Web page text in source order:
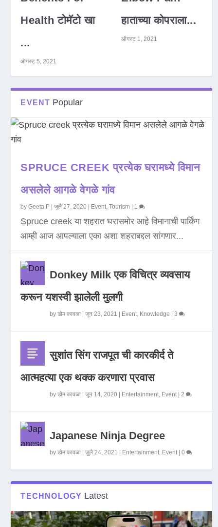
Health टोमॅटो खा
...
ऑगस्ट 5, 2021
हाताच्या कोपराला...
ऑगस्ट 1, 2021
EVENT Popular
SPRUCE CREEK प्रत्येक घरामध्ये विमान
असलेले आगळे वेगळे गांव
byGeeta P |जुलै 27, 2020 Event,Tourism 1
Spruce creek या शहरात घरासमोर आहे विमानाची पार्किंग
आम्ही आज आपल्याला एका अशा शहराबद्दल सांगणार...
Donkey Milk एक विचित्र व्यवसाय
करून यशस्वी झालेली मुलगी
byडोम कावळा |जून 23, 2021 Event, Knowledge |3
सुशांत सिंग राजपूत ची कारकीर्द ते
आत्महत्या एक थक्क करणारा प्रवास
byडोम कावळा |जून 14, 2020 Entertainment, Event|2
Japanese Ninja Degree
byडोम कावळा |जुलै 24, 2021 Entertainment, Event|0
TECHNOLOGY Latest